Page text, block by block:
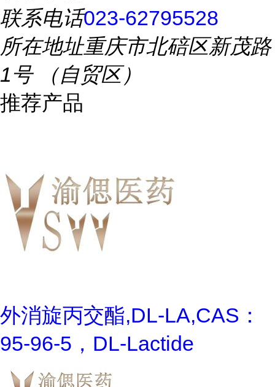
联系电话023-62795528
所在地址重庆市北碚区新茂路
1号 （自贸区）
推荐产品
外消旋丙交酯,DL-LA,CAS：
95-96-5，DL-Lactide